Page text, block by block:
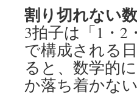
割り切れない数
3拍子は「1・
で構成される
ると、数学的
か落ち着かな